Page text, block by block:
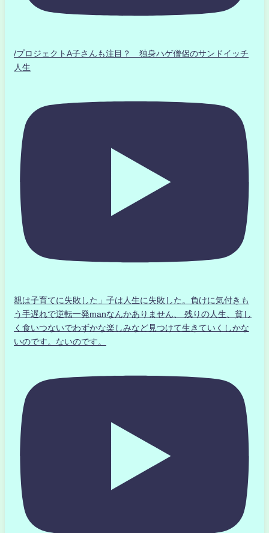
/プロジェクトA子さんも注目？ 独身ハゲ僧侶のサンドイッチ
人生
親は子育てに失敗した」子は人生に失敗した。負けに気付きも
う手遅れで逆転一発manなんかありません、 残りの人生、貧し
く食いつないでわずかな楽しみなど見つけて生きていくしかな
いのです。ないのです。